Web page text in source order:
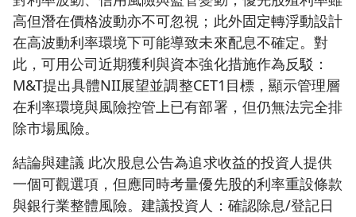
高但潛在價格波動亦不可忽視；此外固定轉浮動設計
在高波動利率環境下可能導致未來配息不確定。對
此，可用公司近期獲利與資本強化措施作為反駁：
M&T提出具體NII展望並調整CET1目標，顯示管理層
在利率環境與風險控管上已有部署，但仍無法完全排
除市場風險。
結論與建議 此次股息公告為追求收益的投資人提供
一個可觀選項，但應同時考量優先股的利率重設條款
與銀行業整體風險。建議投資人：確認除息/登記日